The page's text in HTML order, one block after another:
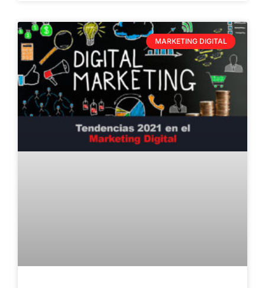
MARKETING DIGITAL